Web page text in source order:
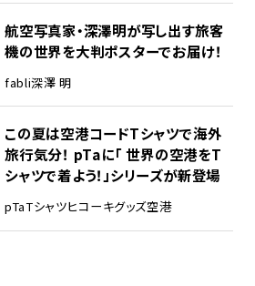
航空写真家・深澤明が写し出す旅客
機の世界を大判ポスターでお届け！
fabli深澤 明
この夏は空港コードTシャツで海外
旅行気分！ pTaに「 世界の空港をT
シャツで着よう！」シリーズが新登場
pTaTシャツヒコーキグッズ空港